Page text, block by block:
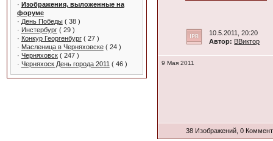
· Изображения, выложенные на
форуме
· День Победы( 38 )
· Инстербург( 29 )
· Конкур Георгенбург( 27 )
· Масленица в Черняховске( 24 )
· Черняховск( 247 )
· Черняхоск День города 2011 ( 46 )
10.5.2011, 20:20
Автор: ВВиктор
9 Мая 2011
38 Изображений, 0